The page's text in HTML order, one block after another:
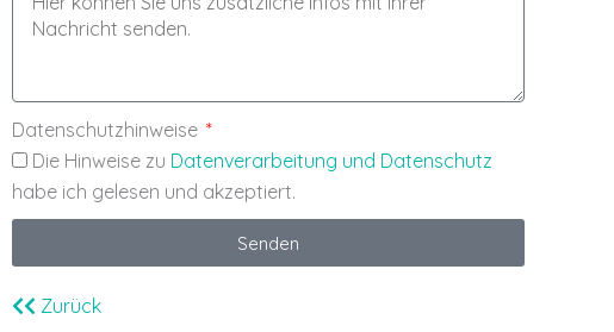
Datenschutzhinweise
Die Hinweise zu Datenverarbeitung und Datenschutz
habe ich gelesen und akzeptiert.
Senden
Zurück